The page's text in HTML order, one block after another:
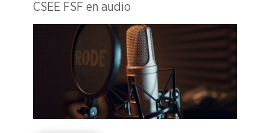
CSEE FSF en audio